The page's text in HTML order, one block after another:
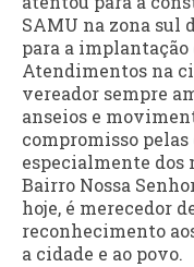
SAMU na zona sul
para a implantação
Atendimentos na
vereador sempre
anseios e
compromisso pelas
especialmente dos
Bairro Nossa
hoje, é merecedor
reconhecimento
a cidade e ao povo.